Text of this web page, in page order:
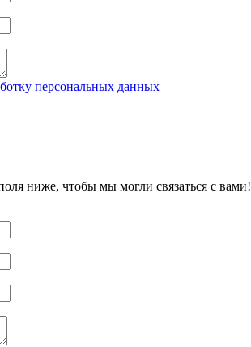
персональных данных
ниже, чтобы мы могли связаться с вами!